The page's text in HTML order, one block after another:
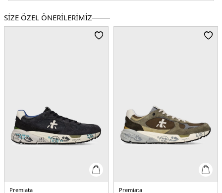
5DE1MICK7209.12
SİZE ÖZEL ÖNERİLERİMİZ
Premiata
Premiata